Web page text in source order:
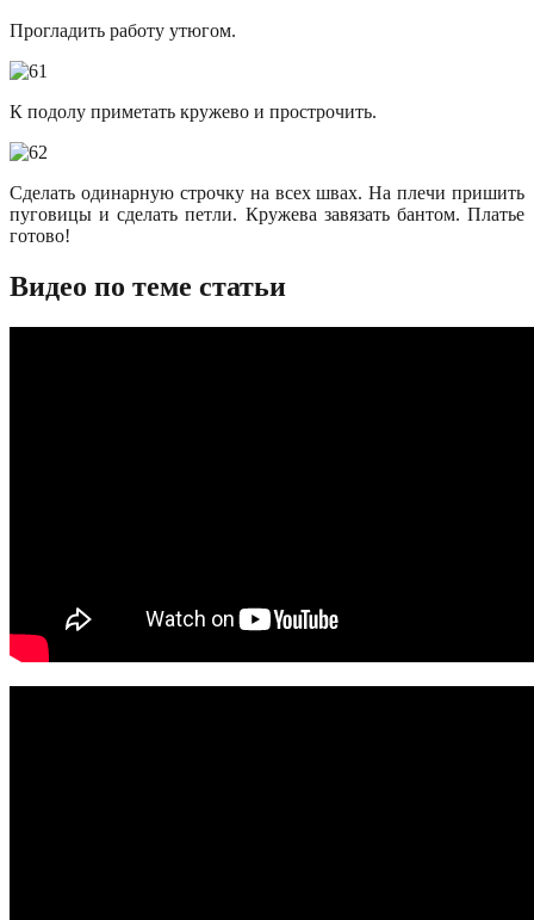
Прогладить работу утюгом.
К подолу приметать кружево и прострочить.
Сделать одинарную строчку на всех швах. На плечи пришить
пуговицы и сделать петли. Кружева завязать бантом. Платье
готово!
Видео по теме статьи